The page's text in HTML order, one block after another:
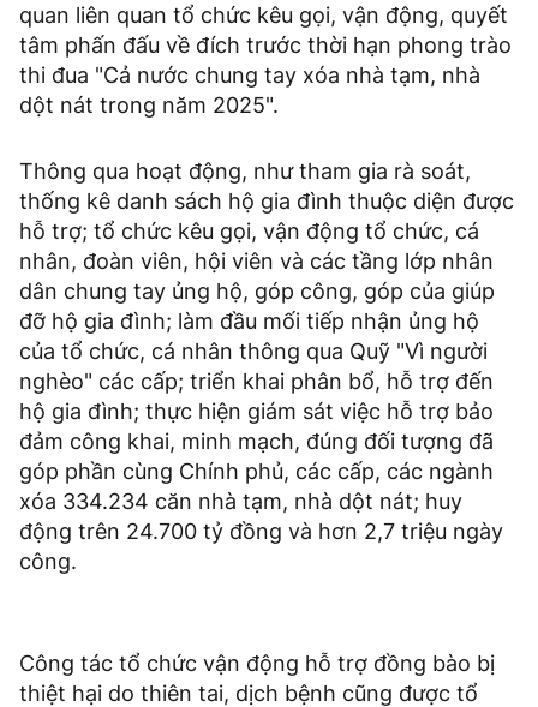
quan liên quan tổ chức kêu gọi, vận động, quyết
tâm phấn đấu về đích trước thời hạn phong trào
thi đua "Cả nước chung tay xóa nhà tạm, nhà
dột nát trong năm 2025".
Thông qua hoạt động, như tham gia rà soát,
thống kê danh sách hộ gia đình thuộc diện được
hỗ trợ; tổ chức kêu gọi, vận động tổ chức, cá
nhân, đoàn viên, hội viên và các tầng lớp nhân
dân chung tay ủng hộ, góp công, góp của giúp
đỡ hộ gia đình; làm đầu mối tiếp nhận ủng hộ
của tổ chức, cá nhân thông qua Quỹ "Vì người
nghèo" các cấp; triển khai phân bổ, hỗ trợ đến
hộ gia đình; thực hiện giám sát việc hỗ trợ bảo
đảm công khai, minh mạch, đúng đối tượng đã
góp phần cùng Chính phủ, các cấp, các ngành
xóa 334.234 căn nhà tạm, nhà dột nát; huy
động trên 24.700 tỷ đồng và hơn 2,7 triệu ngày
công.
Công tác tổ chức vận động hỗ trợ đồng bào bị
thiệt hại do thiên tai, dịch bệnh cũng được tổ